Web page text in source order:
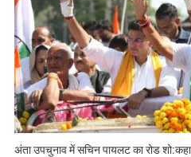
अंता उपचुनाव में सचिन पायलट का रोड